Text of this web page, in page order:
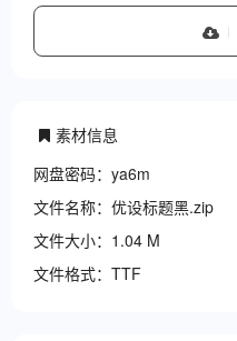
素材信息
网盘密码：ya6m
文件名称：优设标题黑.zip
文件大小：1.04 M
文件格式：TTF